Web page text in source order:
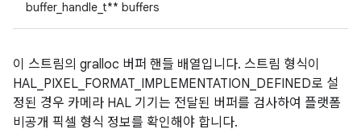
buffer_handle_t** buffers
이 스트림의 gralloc 버퍼 핸들 배열입니다. 스트림 형식이
HAL_PIXEL_FORMAT_IMPLEMENTATION_DEFINED로 설
정된 경우 카메라 HAL 기기는 전달된 버퍼를 검사하여 플랫폼
비공개 픽셀 형식 정보를 확인해야 합니다.